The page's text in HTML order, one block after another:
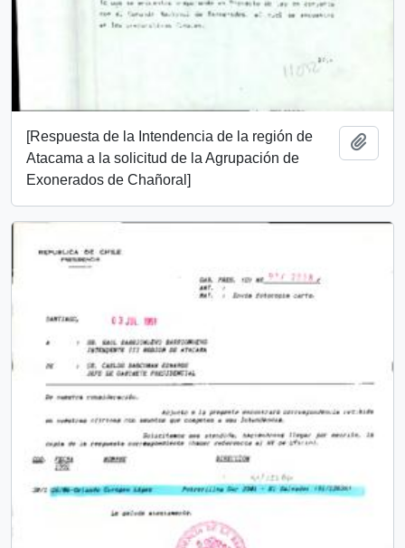
[Respuesta de la Intendencia de la región de
Atacama a la solicitud de la Agrupación de
Exonerados de Chañoral]